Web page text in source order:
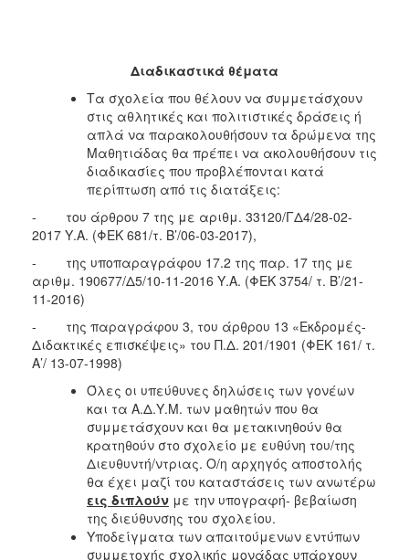
Διαδικαστικά θέματα
Τα σχολεία που θέλουν να συμμετάσχουν
στις αθλητικές και πολιτιστικές δράσεις ή
απλά να παρακολουθήσουν τα δρώμενα της
Μαθητιάδας θα πρέπει να ακολουθήσουν τις
διαδικασίες που προβλέπονται κατά
περίπτωση από τις διατάξεις:
- του άρθρου 7 της με αριθμ. 33120/ΓΔ4/28-02-
2017 Υ.Α. (ΦΕΚ 681/τ. Β’/06-03-2017),
- της υποπαραγράφου 17.2 της παρ. 17 της με
αριθμ. 190677/Δ5/10-11-2016 Υ.Α. (ΦΕΚ 3754/ τ. Β’/21-
11-2016)
- της παραγράφου 3, του άρθρου 13 «Εκδρομές-
Διδακτικές επισκέψεις» του Π.Δ. 201/1901 (ΦΕΚ 161/ τ.
Α’/ 13-07-1998)
Όλες οι υπεύθυνες δηλώσεις των γονέων
και τα Α.Δ.Υ.Μ. των μαθητών που θα
συμμετάσχουν και θα μετακινηθούν θα
κρατηθούν στο σχολείο με ευθύνη του/της
Διευθυντή/ντριας. Ο/η αρχηγός αποστολής
θα έχει μαζί του καταστάσεις των ανωτέρω
εις διπλούν με την υπογραφή- βεβαίωση
της διεύθυνσης του σχολείου.
Υποδείγματα των απαιτούμενων εντύπων
συμμετοχής σχολικής μονάδας υπάρχουν